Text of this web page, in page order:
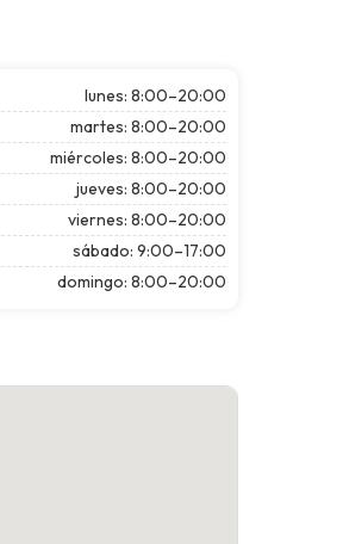
lunes: 8:00–20:00
martes: 8:00–20:00
miércoles: 8:00–20:00
jueves: 8:00–20:00
viernes: 8:00–20:00
sábado: 9:00–17:00
domingo: 8:00–20:00